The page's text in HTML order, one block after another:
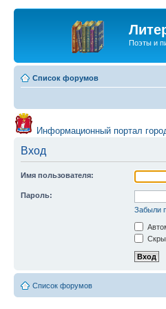
Поэты и
Список форумов
Информационный портал
Вход
Имя пользователя:
Пароль:
Забыли
Список форумов